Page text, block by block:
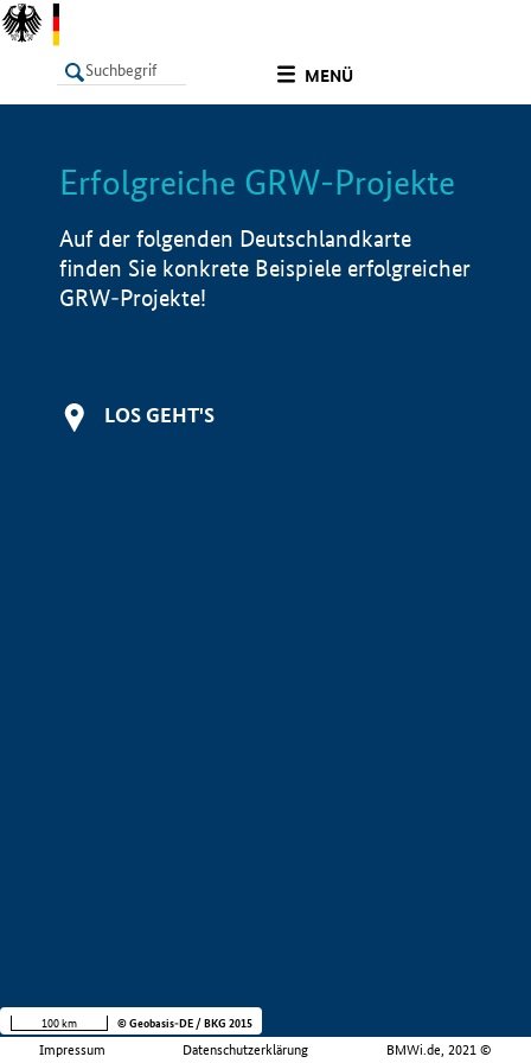
MENÜ
LISTE Info
Erfolgreiche GRW-Projekte
Auf der folgenden Deutschlandkarte
finden Sie konkrete Beispiele erfolgreicher
GRW-Projekte!
LOS GEHT'S
Impressum Datenschutzerklärung BMWi.de, 2021 ©
100 km © Geobasis-DE / BKG 2015